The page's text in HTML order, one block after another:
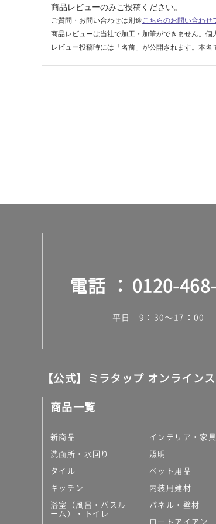
計
商品レビューのみご投稿ください。
ご質問・お問い合わせは別途こちらのお問い合わせ
商品レビューは当社で加工・加筆ができません。個
レビュー投稿時には「名前」が公開されます。本
電話 0120-
平日 9：30～17：00
【公式】ミラタップ オンライン
商品一覧
新商品
洗面所・水回り
タイル
キッチン
浴室（風呂・バスル
ーム）・トイレ
インテリア・家具
照明
ペット用品
内装用建材
パネル・壁材
ロートアイアン